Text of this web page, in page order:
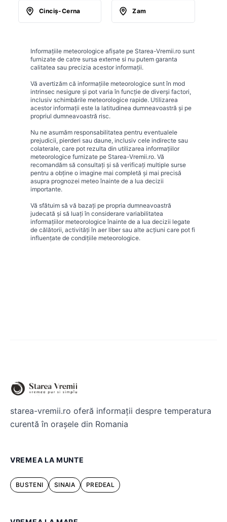
Cinciş-Cerna Zam
Informațiile meteorologice afișate pe Starea-Vremii.ro sunt
furnizate de catre sursa externe si nu putem garanta
calitatea sau precizia acestor informații.
Vă avertizăm că informațiile meteorologice sunt în mod
intrinsec nesigure și pot varia în funcție de diverși factori,
inclusiv schimbările meteorologice rapide. Utilizarea
acestor informații este la latitudinea dumneavoastră și pe
propriul dumneavoastră risc.
Nu ne asumăm responsabilitatea pentru eventualele
prejudicii, pierderi sau daune, inclusiv cele indirecte sau
colaterale, care pot rezulta din utilizarea informațiilor
meteorologice furnizate pe Starea-Vremii.ro. Vă
recomandăm să consultați și să verificați multiple surse
pentru a obține o imagine mai completă și mai precisă
asupra prognozei meteo înainte de a lua decizii
importante.
Vă sfătuim să vă bazați pe propria dumneavoastră
judecată și să luați în considerare variabilitatea
informațiilor meteorologice înainte de a lua decizii legate
de călătorii, activități în aer liber sau alte acțiuni care pot fi
influențate de condițiile meteorologice.
starea-vremii.ro oferă informații despre temperatura
curentă în orașele din Romania
VREMEA LA MUNTE
BUSTENI SINAIA PREDEAL